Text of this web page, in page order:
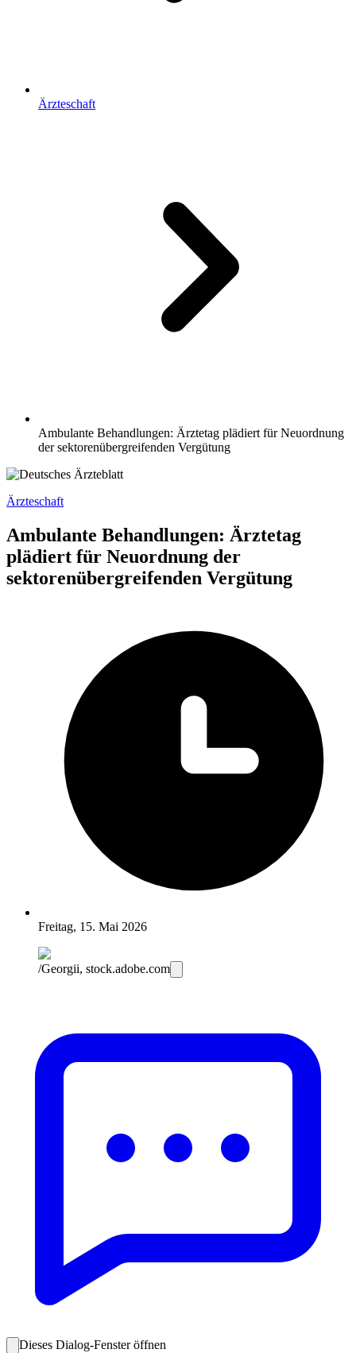
Ärzteschaft
Ambulante Behandlungen: Ärztetag plädiert für Neuordnung
der sektorenübergreifenden Vergütung
Ärzteschaft
Ambulante Behandlungen: Ärztetag
plädiert für Neuordnung der
sektorenübergreifenden Vergütung
Freitag, 15. Mai 2026
/Georgii, stock.adobe.com
Dieses Dialog-Fenster öffnen